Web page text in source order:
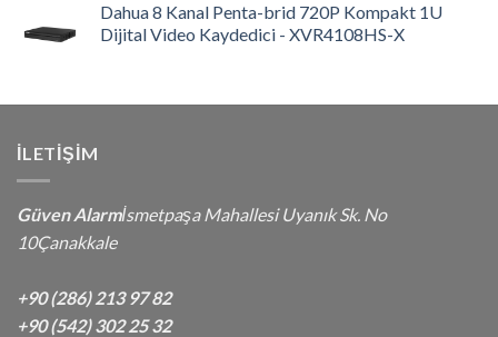
Dahua 8 Kanal Penta-brid 720P Kompakt 1U
Dijital Video Kaydedici - XVR4108HS-X
İLETIŞIM
Güven Alarmİsmetpaşa Mahallesi Uyanık Sk. No
10Çanakkale
+90 (286) 213 97 82
+90 (542) 302 25 32